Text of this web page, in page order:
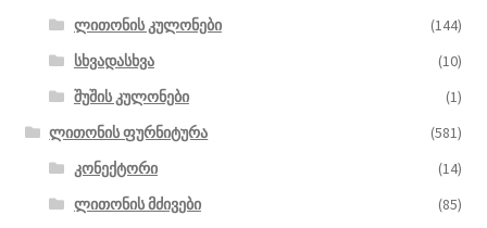
ლითონის კულონები
(144)
სხვადასხვა
(10)
შუშის კულონები
(1)
ლითონის ფურნიტურა
(581)
კონექტორი
(14)
ლითონის მძივები
(85)